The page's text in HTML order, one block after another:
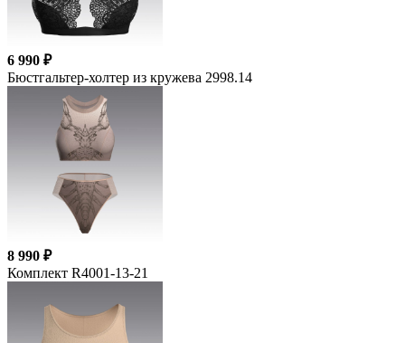
6 990 ₽
Бюстгальтер-холтер из кружева 2998.14
8 990 ₽
Комплект R4001-13-21